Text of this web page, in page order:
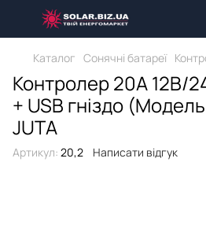
Каталог Сонячні батареї
Контролер 20А 12В/
+ USB гніздо
JUTA
Артикул: 20,2 Написати відгук